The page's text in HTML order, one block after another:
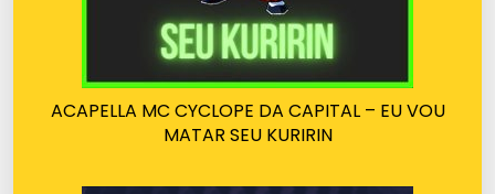
ACAPELLA MC CYCLOPE DA CAPITAL – EU VOU
MATAR SEU KURIRIN